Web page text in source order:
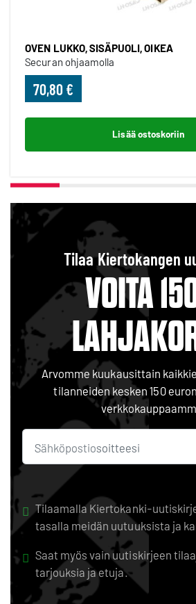
OVEN LUKKO, SISÄPUOLI, OIKEA
Securan ohjaamolla
70,80 €
Lisää ostoskoriin
Tilaa Kiertokangen
VOITA
Arvomme kuukausittain
tilanneiden kesken 150
Tilaamalla Kiertokanki-
tasalla meidän uutuuksista ja
Saat myös vain uutiskirjeen
tarjouksia ja etuja.